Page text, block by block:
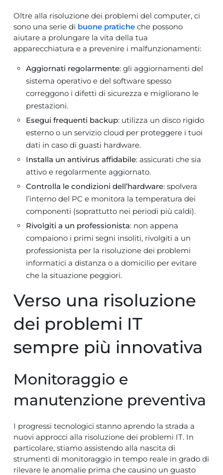
Oltre alla risoluzione dei problemi del computer, ci
sono una serie di buone pratiche che possono
aiutare a prolungare la vita della tua
apparecchiatura e a prevenire i malfunzionamenti:
Aggiornati regolarmente: gli aggiornamenti del
sistema operativo e del software spesso
correggono i difetti di sicurezza e migliorano le
prestazioni.
Esegui frequenti backup: utilizza un disco rigido
esterno o un servizio cloud per proteggere i tuoi
dati in caso di guasti hardware.
Installa un antivirus affidabile: assicurati che sia
attivo e regolarmente aggiornato.
Controlla le condizioni dell’hardware: spolvera
l’interno del PC e monitora la temperatura dei
componenti (soprattutto nei periodi più caldi).
Rivolgiti a un professionista: non appena
compaiono i primi segni insoliti, rivolgiti a un
professionista per la risoluzione dei problemi
informatici a distanza o a domicilio per evitare
che la situazione peggiori.
Verso una risoluzione
dei problemi IT
sempre più innovativa
Monitoraggio e
manutenzione preventiva
I progressi tecnologici stanno aprendo la strada a
nuovi approcci alla risoluzione dei problemi IT. In
particolare, stiamo assistendo alla nascita di
strumenti di monitoraggio in tempo reale in grado di
rilevare le anomalie prima che causino un guasto